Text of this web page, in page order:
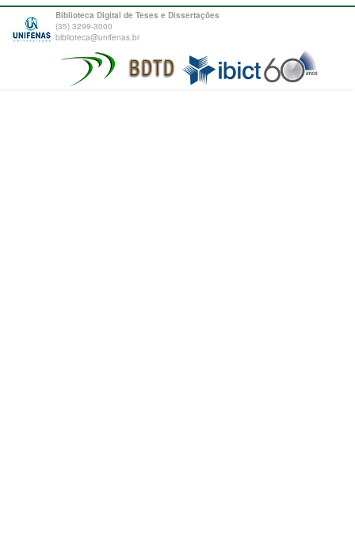
Biblioteca Digital de Teses e Dissertações
(35) 3299-3000
biblioteca@unifenas.br